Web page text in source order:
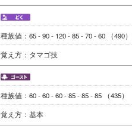
種族値：65 - 90 - 120 - 85 - 70 - 60 （490）
覚え方：タマゴ技
種族値：60 - 60 - 60 - 85 - 85 - 85 （435）
覚え方：基本